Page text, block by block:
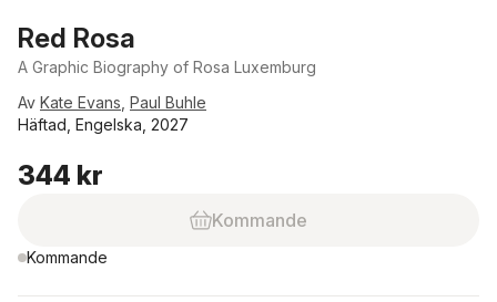
Red Rosa
A Graphic Biography of Rosa Luxemburg
Av Kate Evans Paul Buhle
Häftad, Engelska, 2027
344 kr
Kommande
Kommande